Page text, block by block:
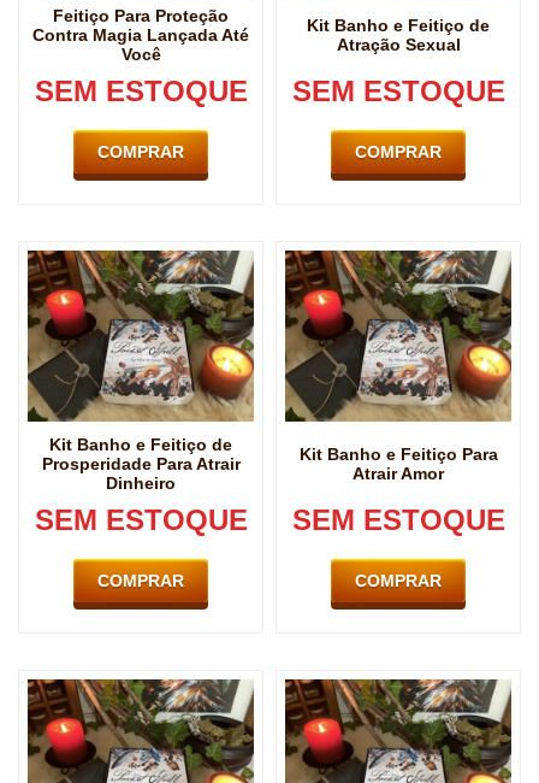
Feitiço Para Proteção
Contra Magia Lançada Até
Você
SEM ESTOQUE
COMPRAR
Kit Banho e Feitiço de
Atração Sexual
SEM ESTOQUE
COMPRAR
Kit Banho e Feitiço de
Prosperidade Para Atrair
Dinheiro
SEM ESTOQUE
COMPRAR
Kit Banho e Feitiço Para
Atrair Amor
SEM ESTOQUE
COMPRAR